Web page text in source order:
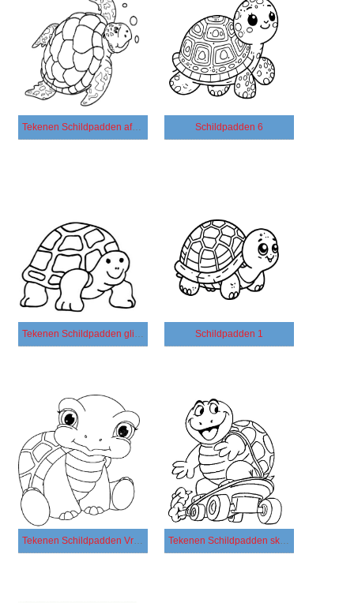
Tekenen Schildpadden afdrukbaar voor kinderen Schildpadden 6
Tekenen Schildpadden glimlachend Schildpadden 1
Tekenen Schildpadden Vrolijk Tekenen Schildpadden skateboarden